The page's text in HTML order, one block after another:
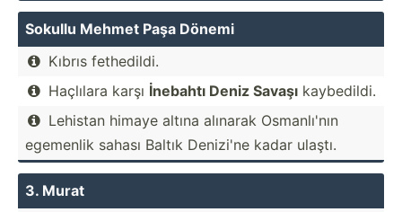
Sokullu Mehmet Paşa Dönemi
 Kıbrıs fethed­ildi.
 Haçlılara karşı İnebahtı Deniz Savaşıkaybed­ildi.

Lehistan himaye altına alınarak Osmanl­ı'nın
egemenlik sahası Baltık Denizi'ne kadar ulaştı.
3. Murat